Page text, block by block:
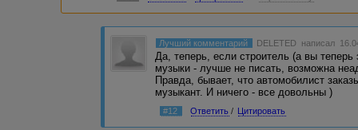
Лучший комментарий DELETED написал
Да, теперь, если строитель (а вы теперь
музыки - лучше не писать, возможна
Правда, бывает, что автомобилист
музыкант. И ничего - все довольны )
#12 Ответить / Цитировать